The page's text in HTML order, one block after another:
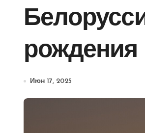
рождения
Июн 17, 2025